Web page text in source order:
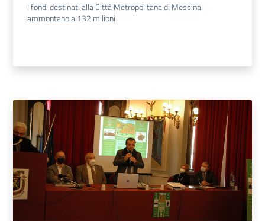
I fondi destinati alla Città Metropolitana di Messina
ammontano a 132 milioni